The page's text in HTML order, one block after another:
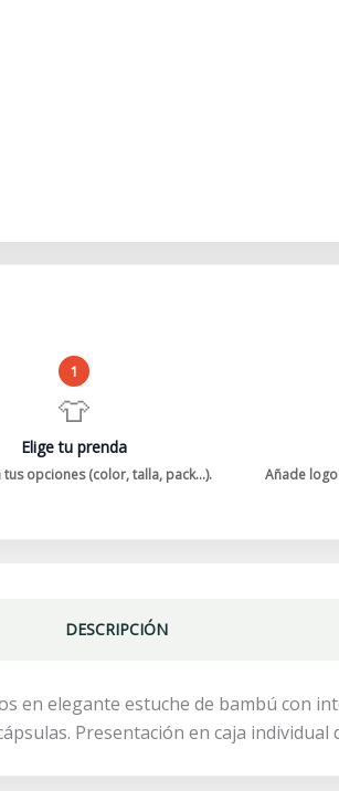
1
👕
Elige tu prenda
tus opciones (color, talla, pack...). Añade
DESCRIPCIÓN
en elegante estuche de bambú con
Presentación en caja